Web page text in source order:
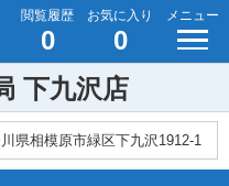
閲覧履歴
0
お気に入り
0
メニュー
下九沢店
県相模原市緑区下九沢1912-1